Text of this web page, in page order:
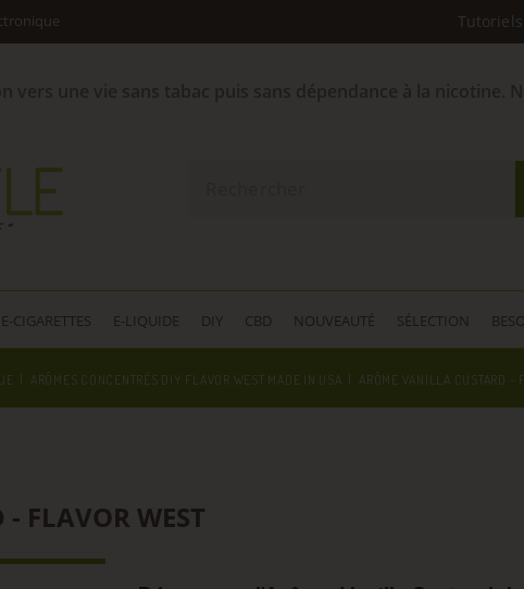
Tutoriels
E-CIGARETTES E-LIQUIDE DIY CBD NOUVEAUTÉ SÉLECTION
ARÔMES CONCENTRÉS DIY FLAVOR WEST MADE IN USA ARÔME VANILLA CUSTARD -
FLAVOR WEST